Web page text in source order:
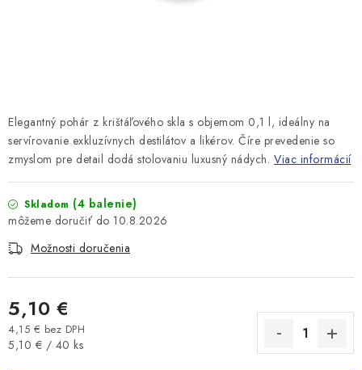
Elegantný pohár z krištáľového skla s objemom 0,1 l, ideálny na
servírovanie exkluzívnych destilátov a likérov. Číre prevedenie so
zmyslom pre detail dodá stolovaniu luxusný nádych. Viac informácií
Skladom (4 balenie)
10.8.2026
Možnosti doručenia
5,10 €
4,15 € bez DPH
Jednotková cena:
5,10 € / 40 ks